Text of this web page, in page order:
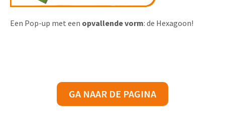
Een Pop-up met een opvallendevorm: de Hexagoon!
GA NAAR DE PAGINA